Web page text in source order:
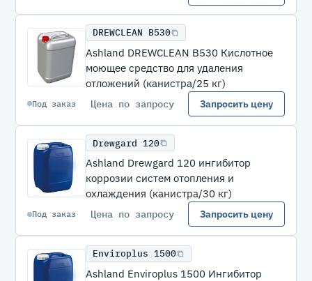
DREWCLEAN B530
Ashland DREWCLEAN B530 Кислотное
моющее средство для удаления
отложений (канистра/25 кг)
Под заказ Цена по запросу Запросить цену
Drewgard 120
Ashland Drewgard 120 ингибитор
коррозии систем отопления и
охлаждения (канистра/30 кг)
Под заказ Цена по запросу Запросить цену
Enviroplus 1500
Ashland Enviroplus 1500 Ингибитор